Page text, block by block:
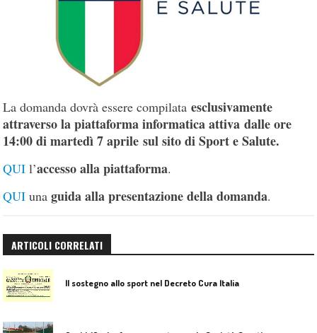
La domanda dovrà essere compilataesclusivamente
attraverso la piattaforma informatica attiva dalle ore
14:00 di martedì 7 aprile sul sito di Sport e Salute.
QUI l’accesso alla piattaforma.
QUI unaguida alla presentazione della domanda.
ARTICOLI CORRELATI
Il sostegno allo sport nel Decreto Cura Italia